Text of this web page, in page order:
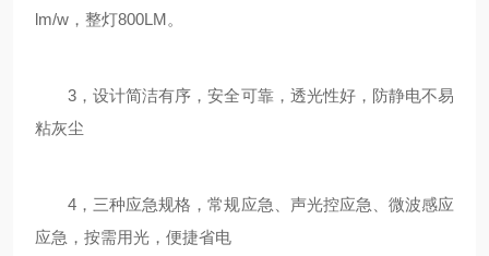
lm/w，整灯800LM。
3，设计简洁有序，安全可靠，透光性好，防静电不易
粘灰尘
4，三种应急规格，常规应急、声光控应急、微波感应
应急，按需用光，便捷省电